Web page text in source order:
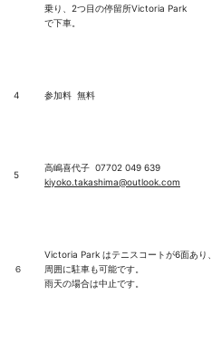
乗り、2つ目の停留所Victoria Park
で下車。
4 参加料 無料
5
高嶋喜代子 07702 049 639
kiyoko.takashima@outlook.com
６
Victoria Park はテニスコートが6面あり、
周囲に駐車も可能です。
雨天の場合は中止です。